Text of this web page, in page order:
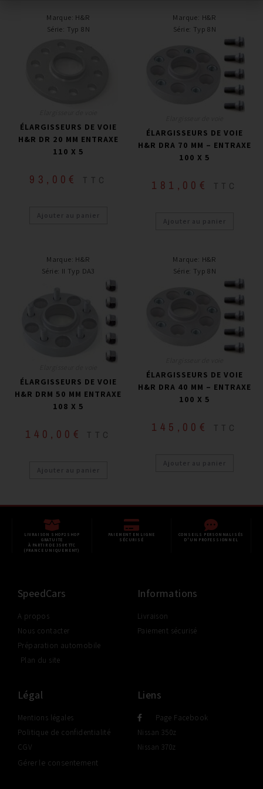
Marque: H&R
Série: Typ 8N
ÉLARGISSEURS DE VOIE
H&R DR 20 MM ENTRAXE
110 X 5
93,00 € TTC
Ajouter au panier
Marque: H&R
Série: Typ 8N
ÉLARGISSEURS DE VOIE
H&R DRA 70 MM – ENTRAXE
100 X 5
181,00 € TTC
Ajouter au panier
Marque: H&R
Série: II Typ DA3
ÉLARGISSEURS DE VOIE
H&R DRM 50 MM ENTRAXE
108 X 5
140,00 € TTC
Ajouter au panier
Marque: H&R
Série: Typ 8N
ÉLARGISSEURS DE VOIE
H&R DRA 40 MM – ENTRAXE
100 X 5
145,00 € TTC
Ajouter au panier
LIVRAISON SHOP2SHOP
GRATUITE
À PARTIR DE 350€ TTC
(FRANCE UNIQUEMENT)
PAIEMENT EN LIGNE
SÉCURISÉ
CONSEILS PERSONNALISÉS
D'UN PROFESSIONNEL
SpeedCars
A propos
Nous contacter
Préparation automobile
Plan du site
Informations
Livraison
Paiement sécurisé
Légal
Mentions légales
Politique de confidentialité
CGV
Gérer le consentement
Liens
Page Facebook
Nissan 350z
Nissan 370z